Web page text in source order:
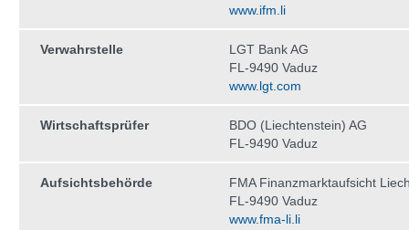
www.ifm.li
Verwahrstelle
LGT Bank AG
FL-9490 Vaduz
www.lgt.com
Wirtschaftsprüfer
BDO (Liechtenstein) AG
FL-9490 Vaduz
Aufsichtsbehörde
FMA Finanzmarktaufsicht
FL-9490 Vaduz
www.fma-li.li